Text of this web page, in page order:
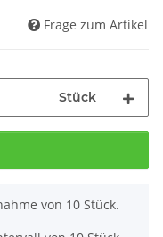
Frage zum Artikel
Stück
von 10 Stück.